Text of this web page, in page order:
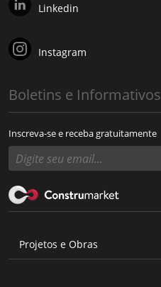
Linkedin
Instagram
Boletins e Informativos
Inscreva-se e receba gratuitamente
Projetos e Obras